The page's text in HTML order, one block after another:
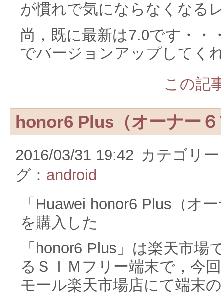
が慣れで気にならなくなる
尚，既に最新は7.0です・・
でバージョンアップしてく
この記
honor6 Plus（オーナー
2016/03/31 19:42 カテゴリ
グ： android
「Huawei honor6 Plus（オ
を購入した
「honor6 Plus」は楽天市場
るＳＩＭフリー端末で，今
モール楽天市場店にて端末